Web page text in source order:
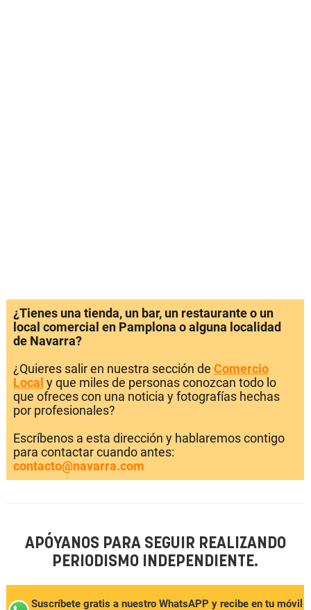
¿Tienes una tienda, un bar, un restaurante o un
local comercial en Pamplona o alguna localidad
de Navarra?
¿Quieres salir en nuestra sección de Comercio
Local y que miles de personas conozcan todo lo
que ofreces con una noticia y fotografías hechas
por profesionales?
Escríbenos a esta dirección y hablaremos contigo
para contactar cuando antes:
contacto@navarra.com
APÓYANOS PARA SEGUIR REALIZANDO
PERIODISMO INDEPENDIENTE.
Suscríbete gratis a nuestro WhatsAPP y recibe en tu móvil